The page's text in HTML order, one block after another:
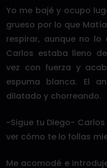
Yo me bajé y ocupo
grueso por lo que
respirar, aunque no lo
Carlos estaba lleno
vez con fuerza y
espuma blanca. El
dilatado y chorreando.
-Sigue tu Diego-
ver cómo te lo follas
Me acomodé e